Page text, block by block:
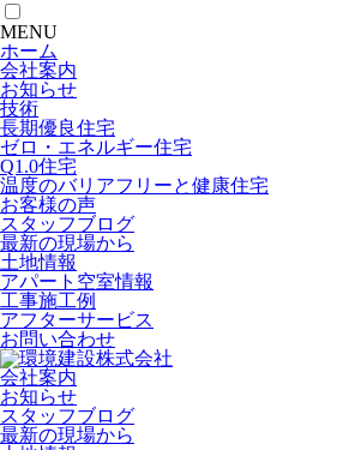
MENU
ホーム
会社案内
お知らせ
技術
長期優良住宅
ゼロ・エネルギー住宅
Q1.0住宅
温度のバリアフリーと健康住宅
お客様の声
スタッフブログ
最新の現場から
土地情報
アパート空室情報
工事施工例
アフターサービス
お問い合わせ
会社案内
お知らせ
スタッフブログ
最新の現場から